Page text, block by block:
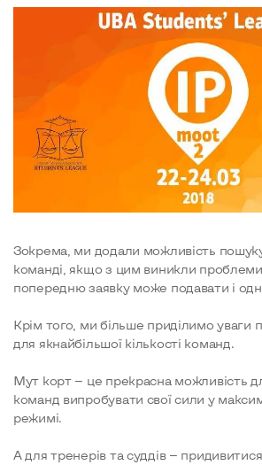
Зокрема, ми додали можливість
команді, якщо з цим виникли
попередню заявку може подавати і
Крім того, ми більше приділимо уваги
для якнайбільшої кількості команд.
Мут корт — це прекрасна можливість
команд випробувати свої сили у
режимі.
А для тренерів та суддів —